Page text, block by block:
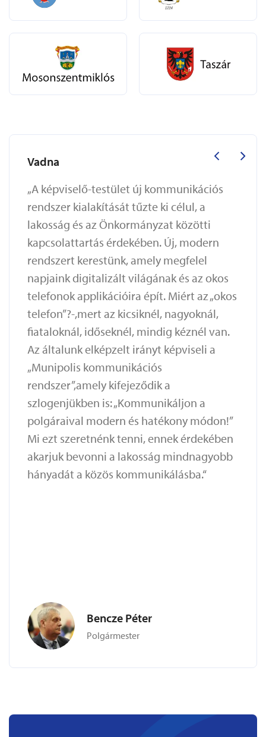
Vadna
„A képviselő-testület új kommunikációs
rendszer kialakítását tűzte ki célul, a
lakosság és az Önkormányzat közötti
kapcsolattartás érdekében. Új, modern
rendszert kerestünk, amely megfelel
napjaink digitalizált világának és az okos
telefonok applikációira épít. Miért az „okos
telefon”?-,mert az kicsiknél, nagyoknál,
fiataloknál, időseknél, mindig kéznél van.
Az általunk elképzelt irányt képviseli a
„Munipolis kommunikációs
rendszer”,amely kifejeződik a
szlogenjükben is: „Kommunikáljon a
polgáraival modern és hatékony módon!”
Mi ezt szeretnénk tenni, ennek érdekében
akarjuk bevonni a lakosság mindnagyobb
hányadát a közös kommunikálásba.“
Bencze Péter
Polgármester